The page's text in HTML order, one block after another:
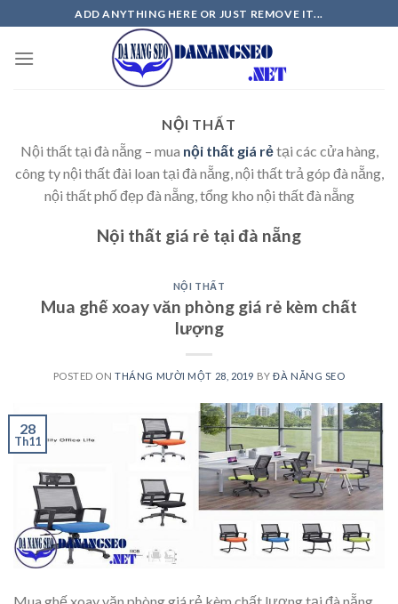
to
content
ADD ANYTHING HERE OR JUST REMOVE IT...
NỘI THẤT
Nội thất tại đà nẵng – mua nội thất giá rẻtại các cửa hàng,
công ty nội thất đài loan tại đà nẵng, nội thất trả góp đà nẵng,
nội thất phố đẹp đà nẵng, tổng kho nội thất đà nẵng
Nội thất giá rẻ tại đà nẵng
NỘI THẤT
Mua ghế xoay văn phòng giá rẻ kèm chất
lượng
POSTED ONTHÁNG MƯỜI MỘT 28, 2019 BYĐÀ NẴNG SEO
28
Th11
Mua ghế xoay văn phòng giá rẻ kèm chất lượng tại đà nẵng.